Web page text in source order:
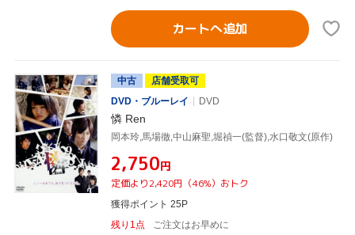
カートへ追加
中古
店舗受取可
DVD・ブルーレイ
DVD
憐 Ren
岡本玲,馬場徹,中山麻聖,堀禎一(監督),水口敬文(原作)
¥2,750円
定価より2,420円（46%）おトク
獲得ポイント 25P
残り1点
ご注文はお早めに